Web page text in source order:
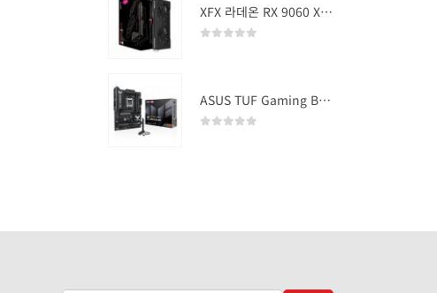
XFX 라데온 RX 9060 XT SWIFT DUAL OC D6 16GB
ASUS TUF Gaming B850-PLUS WIFI